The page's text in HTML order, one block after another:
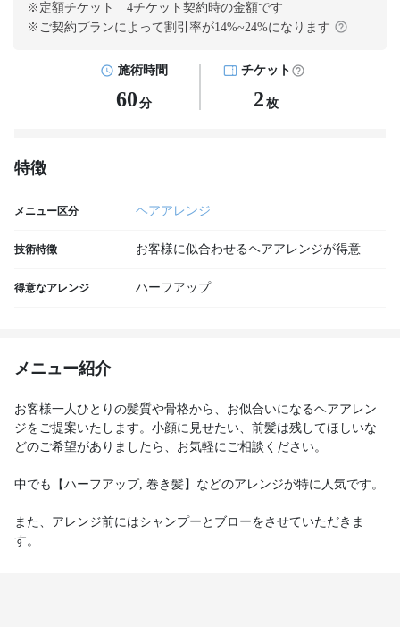
※定額チケット 4チケット契約時の金額です
※ご契約プランによって割引率が14%~24%になります
施術時間
60 分
チケット
2 枚
特徴
メニュー区分 ヘアアレンジ
技術特徴 お客様に似合わせるヘアアレンジが得意
得意なアレンジ ハーフアップ
メニュー紹介
お客様一人ひとりの髪質や骨格から、お似合いになるヘアアレン
ジをご提案いたします。小顔に見せたい、前髪は残してほしいな
どのご希望がありましたら、お気軽にご相談ください。
中でも【ハーフアップ, 巻き髪】などのアレンジが特に人気です。
また、アレンジ前にはシャンプーとブローをさせていただきま
す。